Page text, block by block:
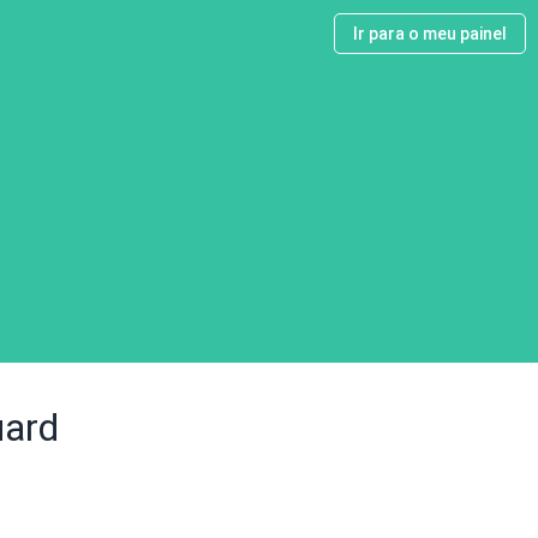
Ir para o meu painel